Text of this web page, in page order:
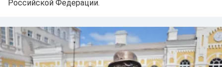
Российской Федерации.